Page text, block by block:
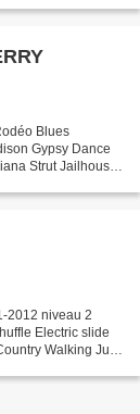
Blues
Gypsy Dance
Strut Jailhouse
2012 niveau 2
Electric slide
Walking Just